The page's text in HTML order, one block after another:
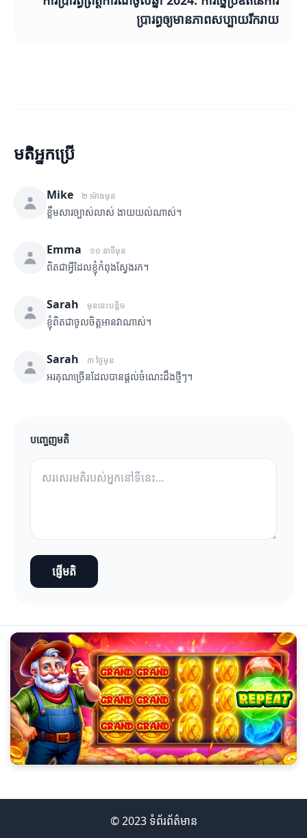
ប្រារព្ធឲ្យមានភាពសប្បាយរីករាយ
មតិអ្នកប្រើ
Mike ២ ម៉ោងមុន
ខ្លឹមសារច្បាស់លាស់ ងាយយល់ណាស់។
Emma ១០ នាទីមុន
ពិតជាអ្វីដែលខ្ញុំកំពុងស្វែងរក។
Sarah មុននេះបន្តិច
ខ្ញុំពិតជាចូលចិត្តអានវាណាស់។
Sarah ៣ ថ្ងៃមុន
អរគុណច្រើនដែលបានផ្តល់ចំណេះដឹងថ្មីៗ។
បញ្ចេញមតិ
ផ្ញើមតិ
© 2023 ទំព័រព័ត៌មាន